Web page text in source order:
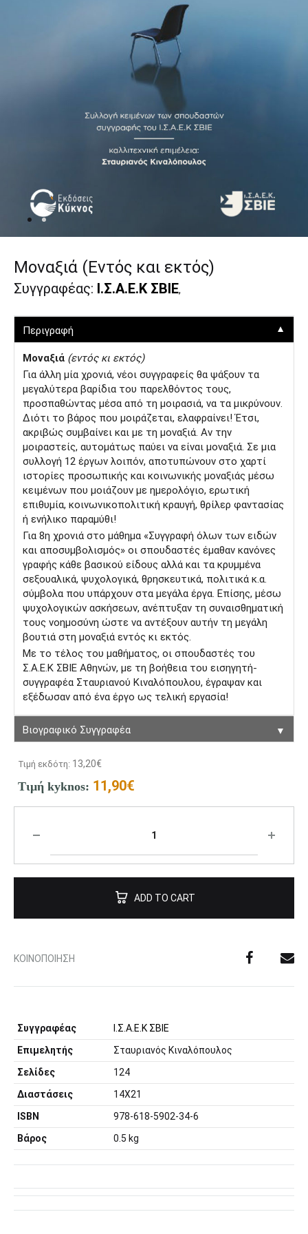
Μοναξιά (Εντός και εκτός)
Συγγραφέας: Ι.Σ.Α.Ε.Κ ΣΒΙΕ,
Περιγραφή ▼
Μοναξιά (εντός κι εκτός)
Για άλλη μία χρονιά, νέοι συγγραφείς θα ψάξουν τα
μεγαλύτερα βαρίδια του παρελθόντος τους,
προσπαθώντας μέσα από τη μοιρασιά, να τα μικρύνουν.
Διότι το βάρος που μοιράζεται, ελαφραίνει! Έτσι,
ακριβώς συμβαίνει και με τη μοναξιά. Αν την
μοιραστείς, αυτομάτως παύει να είναι μοναξιά. Σε μια
συλλογή 12 έργων λοιπόν, αποτυπώνουν στο χαρτί
ιστορίες προσωπικής και κοινωνικής μοναξιάς μέσω
κειμένων που μοιάζουν με ημερολόγιο, ερωτική
επιθυμία, κοινωνικοπολιτική κραυγή, θρίλερ φαντασίας
ή ενήλικο παραμύθι!
Για 8η χρονιά στο μάθημα «Συγγραφή όλων των ειδών
και αποσυμβολισμός» οι σπουδαστές έμαθαν κανόνες
γραφής κάθε βασικού είδους αλλά και τα κρυμμένα
σεξουαλικά, ψυχολογικά, θρησκευτικά, πολιτικά κ.α.
σύμβολα που υπάρχουν στα μεγάλα έργα. Επίσης, μέσω
ψυχολογικών ασκήσεων, ανέπτυξαν τη συναισθηματική
τους νοημοσύνη ώστε να αντέξουν αυτήν τη μεγάλη
βουτιά στη μοναξιά εντός κι εκτός.
Με το τέλος του μαθήματος, οι σπουδαστές του
Σ.Α.Ε.Κ ΣΒΙΕ Αθηνών, με τη βοήθεια του εισηγητή-
συγγραφέα Σταυριανού Κιναλόπουλου, έγραψαν και
εξέδωσαν από ένα έργο ως τελική εργασία!
Βιογραφικό Συγγραφέα ▼
Τιμή εκδότη: 13,20€
Τιμή kyknos: 11,90€
ADD TO CART
ΚΟΙΝΟΠΟΊΗΣΗ
Συγγραφέας
Ι.Σ.Α.Ε.Κ ΣΒΙΕ
Επιμελητής
Σταυριανός Κιναλόπουλος
Σελίδες
124
Διαστάσεις
14Χ21
ISBN
978-618-5902-34-6
Βάρος
0.5 kg